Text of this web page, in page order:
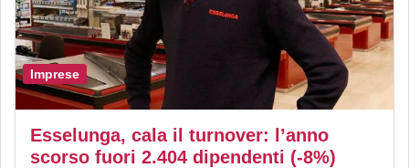
Imprese
Esselunga, cala il turnover: l’anno
scorso fuori 2.404 dipendenti (-8%)